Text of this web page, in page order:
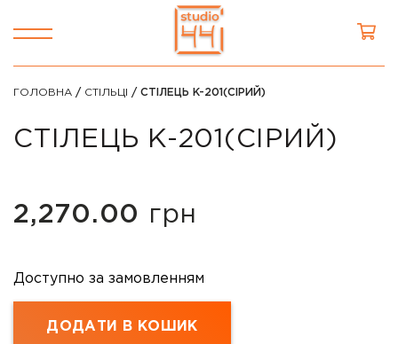
ГОЛОВНА / СТІЛЬЦІ / СТІЛЕЦЬ K-201(СІРИЙ)
СТІЛЕЦЬ K-201(СІРИЙ)
2,270.00 грн
Доступно за замовленням
ДОДАТИ В КОШИК